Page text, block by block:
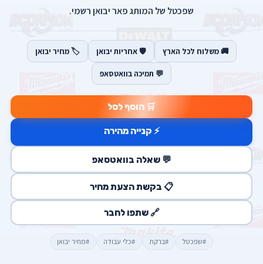
שפכטל של המותג פאר יבואן רשמי.
🚚 משלוח לכל הארץ 🛡️ אחריות יבואן 🏷️ מחיר יבואן
💬 תמיכה בוואטסאפ
🛒 הוסף לסל
⚡ קנייה מהירה
💬 שאלה בוואטסאפ
📋 בקשת הצעת מחיר
🔗 שתפו לחבר
#שפכטל #ברקת #כלי עבודה #מחיר יבואן